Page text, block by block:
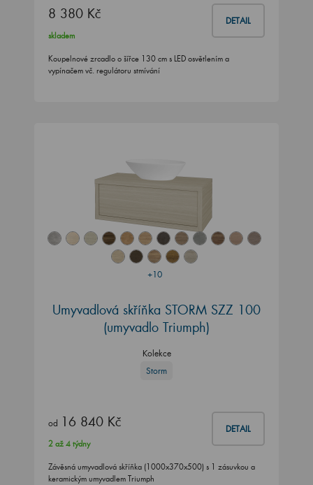
8 380 Kč DETAIL
skladem
Koupelnové zrcadlo o šířce 130 cm s LED osvětlením a
vypínačem vč. regulátoru stmívání
+10
Umyvadlová skříňka STORM SZZ 100
(umyvadlo Triumph)
Kolekce
Storm
od 16 840 Kč DETAIL
2 až 4 týdny
Závěsná umyvadlová skříňka (1000x370x500) s 1 zásuvkou a
keramickým umyvadlem Triumph